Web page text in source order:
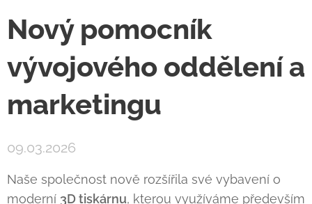
Nový pomocník
vývojového oddělení a
marketingu
09.03.2026
Naše společnost nově rozšířila své vybavení o
moderní 3D tiskárnu, kterou využíváme především